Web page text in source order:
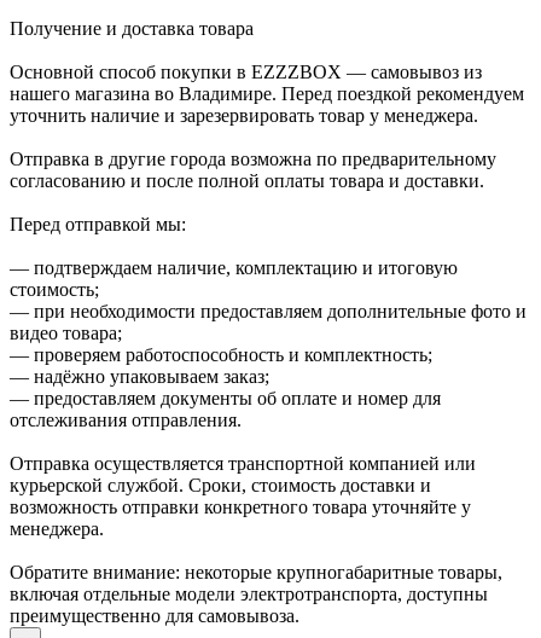
Получение и доставка товара
Основной способ покупки в EZZZBOX — самовывоз из
нашего магазина во Владимире. Перед поездкой рекомендуем
уточнить наличие и зарезервировать товар у менеджера.
Отправка в другие города возможна по предварительному
согласованию и после полной оплаты товара и доставки.
Перед отправкой мы:
— подтверждаем наличие, комплектацию и итоговую
стоимость;
— при необходимости предоставляем дополнительные фото и
видео товара;
— проверяем работоспособность и комплектность;
— надёжно упаковываем заказ;
— предоставляем документы об оплате и номер для
отслеживания отправления.
Отправка осуществляется транспортной компанией или
курьерской службой. Сроки, стоимость доставки и
возможность отправки конкретного товара уточняйте у
менеджера.
Обратите внимание: некоторые крупногабаритные товары,
включая отдельные модели электротранспорта, доступны
преимущественно для самовывоза.